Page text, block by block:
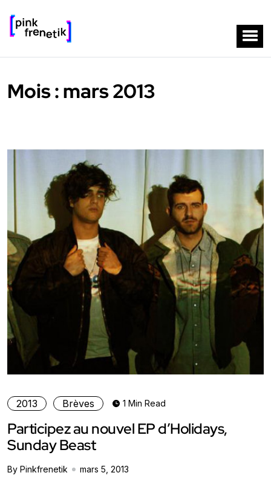
Mois :mars 2013
2013 Brèves 1 Min Read
Participez au nouvel EP d’Holidays,
Sunday Beast
By Pinkfrenetik mars 5, 2013